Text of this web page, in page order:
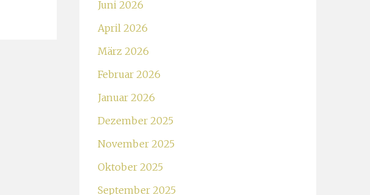
Juni 2026
April 2026
März 2026
Februar 2026
Januar 2026
Dezember 2025
November 2025
Oktober 2025
September 2025